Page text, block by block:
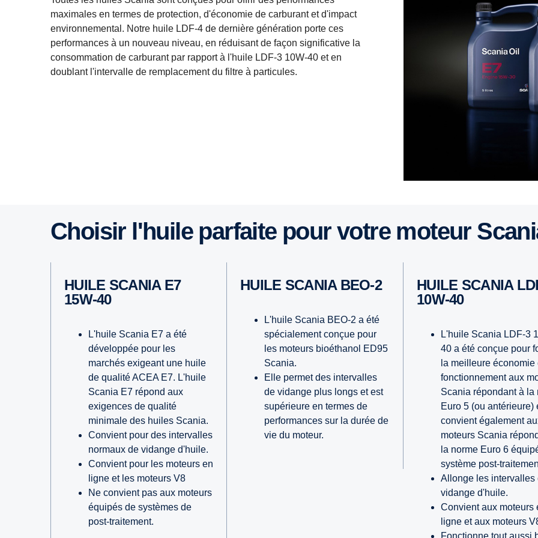
maximales en termes de protection, d'économie de carburant et d'impact
environnemental. Notre huile LDF-4 de dernière génération porte ces
performances à un nouveau niveau, en réduisant de façon significative la
consommation de carburant par rapport à l'huile LDF-3 10W-40 et en
doublant l'intervalle de remplacement du filtre à particules.
Choisir l'huile parfaite pour votre moteur
HUILE SCANIA E7
15W-40
L'huile Scania E7 a été
développée pour les
marchés exigeant une huile
de qualité ACEA E7. L'huile
Scania E7 répond aux
exigences de qualité
minimale des huiles Scania.
Convient pour des intervalles
normaux de vidange d'huile.
Convient pour les moteurs en
ligne et les moteurs V8
Ne convient pas aux moteurs
équipés de systèmes de
post-traitement.
HUILE SCANIA BEO-2
L'huile Scania BEO-2 a été
spécialement conçue pour
les moteurs bioéthanol ED95
Scania.
Elle permet des intervalles
de vidange plus longs et est
supérieure en termes de
performances sur la durée de
vie du moteur.
HUILE SCANIA LDF-3
10W-40
L'huile Scania LDF-3
40 a été conçue pour
la meilleure économie
fonctionnement aux
Scania répondant à la
Euro 5 (ou antérieure)
convient également
moteurs Scania
la norme Euro 6
système post-
Allonge les intervalles
vidange d'huile.
Convient aux moteurs
ligne et aux moteurs
Fonctionne tout aussi